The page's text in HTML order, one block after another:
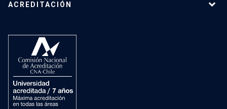
ACREDITACIÓN